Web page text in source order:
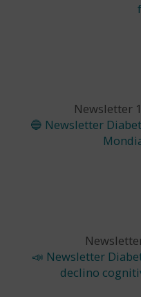
Newsletter
🔵 Newsletter
📣 Newsletter
declino